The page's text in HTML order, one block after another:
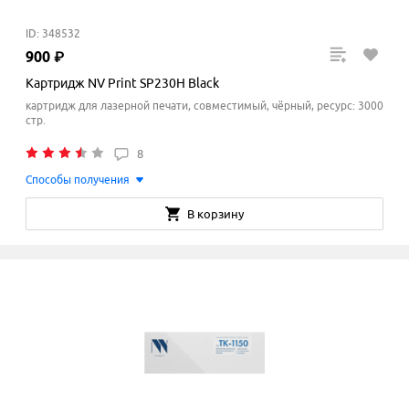
ID: 348532
900 ₽
Картридж NV Print SP230H Black
картридж для лазерной печати, совместимый, чёрный, ресурс: 3000
стр.
8
Способы получения
В корзину